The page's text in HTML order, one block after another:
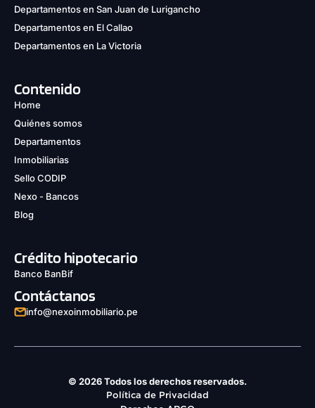
Departamentos en San Juan de Lurigancho
Departamentos en El Callao
Departamentos en La Victoria
Contenido
Home
Quiénes somos
Departamentos
Inmobiliarias
Sello CODIP
Nexo - Bancos
Blog
Crédito hipotecario
Banco BanBif
Contáctanos
info@nexoinmobiliario.pe
© 2026 Todos los derechos reservados.
Política de Privacidad